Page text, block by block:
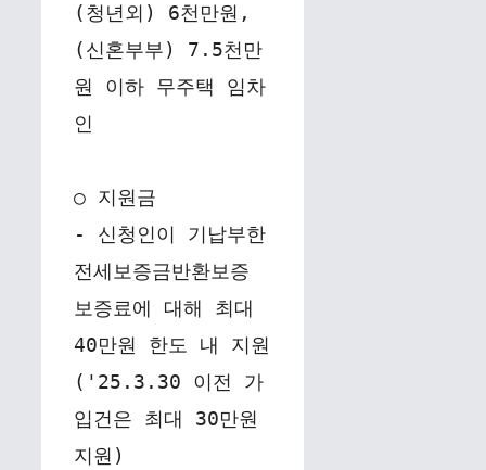
(청년외) 6천만원,
(신혼부부) 7.5천만
원 이하 무주택 임차
인
○ 지원금
- 신청인이 기납부한
전세보증금반환보증
보증료에 대해 최대
40만원 한도 내 지원
('25.3.30 이전 가
입건은 최대 30만원
지원)